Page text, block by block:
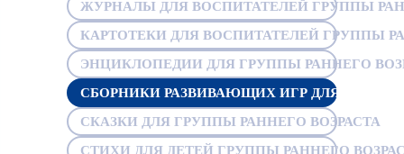
ЖУРНАЛЫ ДЛЯ ВОСПИТАТЕЛЕЙ ГРУППЫ
КАРТОТЕКИ ДЛЯ ВОСПИТАТЕЛЕЙ ГРУППЫ
ЭНЦИКЛОПЕДИИ ДЛЯ ГРУППЫ РАННЕГО
СБОРНИКИ РАЗВИВАЮЩИХ ИГР ДЛЯ ГРУППЫ
СКАЗКИ ДЛЯ ГРУППЫ РАННЕГО ВОЗРАСТА
СТИХИ ДЛЯ ДЕТЕЙ ГРУППЫ РАННЕГО